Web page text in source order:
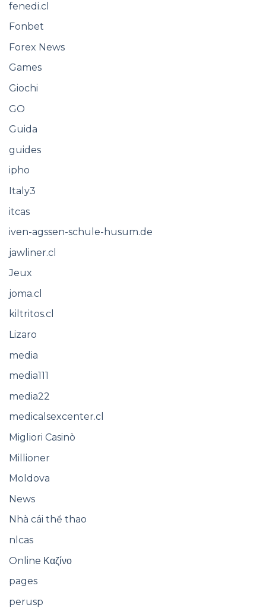
fenedi.cl
Fonbet
Forex News
Games
Giochi
GO
Guida
guides
ipho
Italy3
itcas
iven-agssen-schule-husum.de
jawliner.cl
Jeux
joma.cl
kiltritos.cl
Lizaro
media
media111
media22
medicalsexcenter.cl
Migliori Casinò
Millioner
Moldova
News
Nhà cái thể thao
nlcas
Online Καζίνο
pages
perusp